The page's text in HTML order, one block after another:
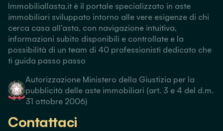
Immobiliallasta.it è il portale specializzato in aste
immobiliari sviluppato intorno alle vere esigenze di chi
cerca casa all’asta, con navigazione intuitiva,
informazioni subito disponibili e controllate e la
possibilità di un team di 40 professionisti dedicato che
ti guida passo passo
Autorizzazione Ministero della Giustizia per la
pubblicità delle aste immobiliari (art. 3 e 4 del d.m.
31 ottobre 2006)
Contattaci